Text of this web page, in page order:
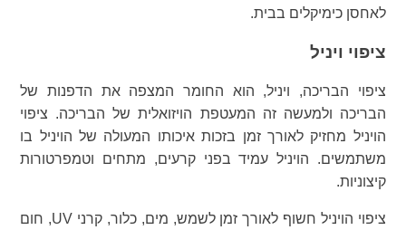
לאחסן כימיקלים בבית.
ציפוי ויניל
ציפוי הבריכה, ויניל, הוא החומר המצפה את הדפנות של
הבריכה ולמעשה זה המעטפת הויזואלית של הבריכה. ציפוי
הויניל מחזיק לאורך זמן בזכות איכותו המעולה של הויניל בו
משתמשים. הויניל עמיד בפני קרעים, מתחים וטמפרטורות
קיצוניות.
ציפוי הויניל חשוף לאורך זמן לשמש, מים, כלור, קרני UV, חום